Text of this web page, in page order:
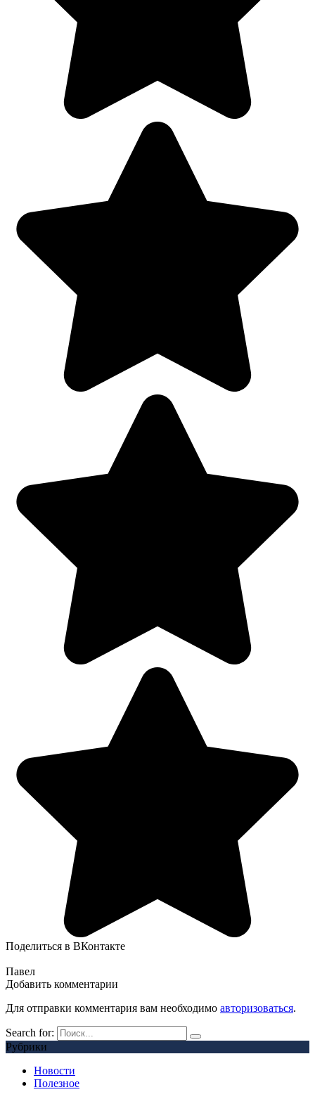
Поделиться в ВКонтакте
Павел
Добавить комментарии
Для отправки комментария вам необходимо авторизоваться.
Search for:
Рубрики
Новости
Полезное